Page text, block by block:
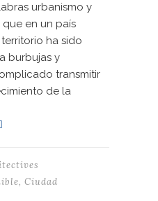
urbanismo y
que en un país
ha sido
burbujas y
transmitir
de la
, Ciudad